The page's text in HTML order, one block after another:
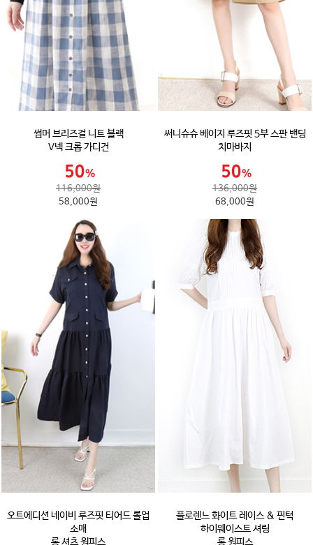
썸머 브리즈걸 니트 블랙
V넥 크롭 가디건
116,000원
58,000원
써니슈슈 베이지 루즈핏 5부 스판 밴딩
치마바지
136,000원
68,000원
오트에디션 네이비 루즈핏 티어드 롤업
소매
롱 셔츠 원피스
플로렌느 화이트 레이스 & 핀턱
하이웨이스트 셔링
롱 원피스